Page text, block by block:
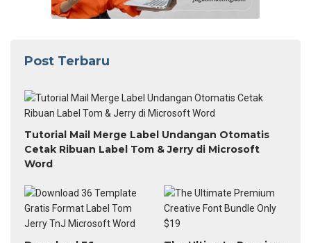
Post Terbaru
Tutorial Mail Merge Label Undangan Otomatis
Cetak Ribuan Label Tom & Jerry di Microsoft
Word